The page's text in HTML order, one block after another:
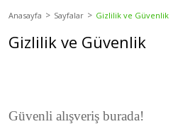
Anasayfa Sayfalar Gizlilik ve Güvenlik
Gizlilik ve Güvenlik
Güvenli alışveriş burada!